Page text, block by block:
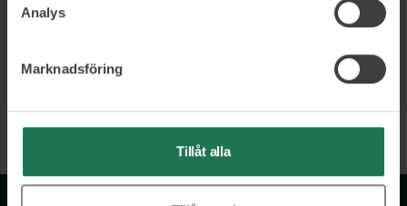
Analys
Marknadsföring
Tillåt alla